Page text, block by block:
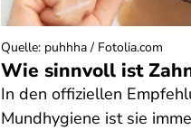
Wie sinnvoll ist
In den offiziellen
Mundhygiene ist sie
Quelle: puhhha / Fotolia.com